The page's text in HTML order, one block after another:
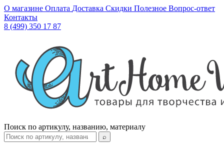
О магазине Оплата Доставка Скидки Полезное Вопрос-ответ
Контакты
8 (499) 350 17 87
Поиск по артикулу, названию, материалу
⌕